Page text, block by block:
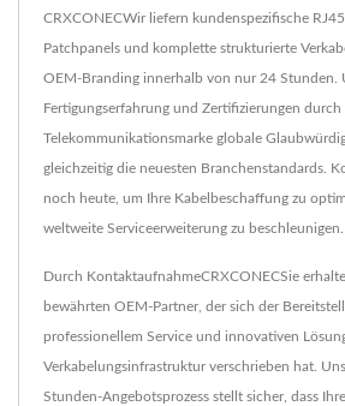
CRXCONECWir liefern kundenspezifische
Patchpanels und komplette strukturierte
OEM-Branding innerhalb von nur 24 Stunden.
Fertigungserfahrung und Zertifizierungen
Telekommunikationsmarke globale
gleichzeitig die neuesten Branchenstandards.
noch heute, um Ihre Kabelbeschaffung zu
weltweite Serviceerweiterung zu beschleunigen.
Durch KontaktaufnahmeCRXCONECSie
bewährten OEM-Partner, der sich der
professionellem Service und innovativen
Verkabelungsinfrastruktur verschrieben hat.
Stunden-Angebotsprozess stellt sicher, dass